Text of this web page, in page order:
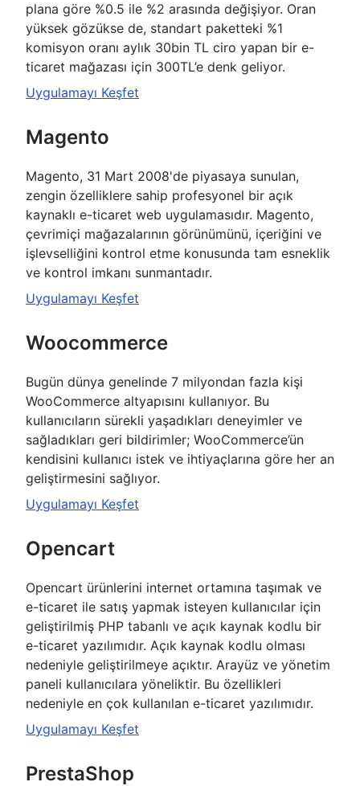
plana göre %0.5 ile %2 arasında değişiyor. Oran
yüksek gözükse de, standart paketteki %1
komisyon oranı aylık 30bin TL ciro yapan bir e-
ticaret mağazası için 300TL’e denk geliyor.
Uygulamayı Keşfet
Magento
Magento, 31 Mart 2008'de piyasaya sunulan,
zengin özelliklere sahip profesyonel bir açık
kaynaklı e-ticaret web uygulamasıdır. Magento,
çevrimiçi mağazalarının görünümünü, içeriğini ve
işlevselliğini kontrol etme konusunda tam esneklik
ve kontrol imkanı sunmantadır.
Uygulamayı Keşfet
Woocommerce
Bugün dünya genelinde 7 milyondan fazla kişi
WooCommerce altyapısını kullanıyor. Bu
kullanıcıların sürekli yaşadıkları deneyimler ve
sağladıkları geri bildirimler; WooCommerce’ün
kendisini kullanıcı istek ve ihtiyaçlarına göre her an
geliştirmesini sağlıyor.
Uygulamayı Keşfet
Opencart
Opencart ürünlerini internet ortamına taşımak ve
e-ticaret ile satış yapmak isteyen kullanıcılar için
geliştirilmiş PHP tabanlı ve açık kaynak kodlu bir
e-ticaret yazılımıdır. Açık kaynak kodlu olması
nedeniyle geliştirilmeye açıktır. Arayüz ve yönetim
paneli kullanıcılara yöneliktir. Bu özellikleri
nedeniyle en çok kullanılan e-ticaret yazılımıdır.
Uygulamayı Keşfet
PrestaShop